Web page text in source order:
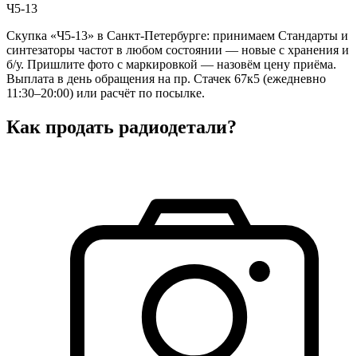
Ч5-13
Скупка «Ч5-13» в Санкт-Петербурге: принимаем Стандарты и
синтезаторы частот в любом состоянии — новые с хранения и
б/у. Пришлите фото с маркировкой — назовём цену приёма.
Выплата в день обращения на пр. Стачек 67к5 (ежедневно
11:30–20:00) или расчёт по посылке.
Как продать радиодетали?